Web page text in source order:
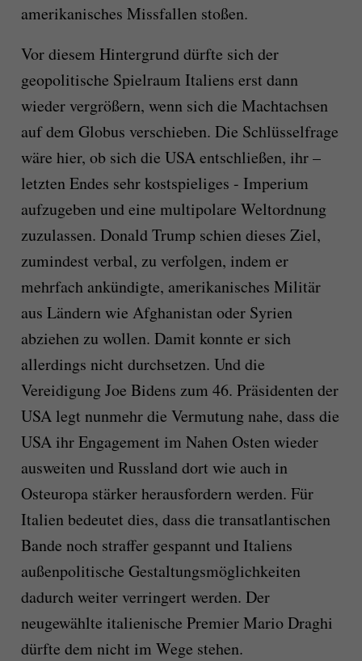
amerikanisches Missfallen stoßen.
Vor diesem Hintergrund dürfte sich der
geopolitische Spielraum Italiens erst dann
wieder vergrößern, wenn sich die Machtachsen
auf dem Globus verschieben. Die Schlüsselfrage
wäre hier, ob sich die USA entschließen, ihr –
letzten Endes sehr kostspieliges - Imperium
aufzugeben und eine multipolare Weltordnung
zuzulassen. Donald Trump schien dieses Ziel,
zumindest verbal, zu verfolgen, indem er
mehrfach ankündigte, amerikanisches Militär
aus Ländern wie Afghanistan oder Syrien
abziehen zu wollen. Damit konnte er sich
allerdings nicht durchsetzen. Und die
Vereidigung Joe Bidens zum 46. Präsidenten der
USA legt nunmehr die Vermutung nahe, dass die
USA ihr Engagement im Nahen Osten wieder
ausweiten und Russland dort wie auch in
Osteuropa stärker herausfordern werden. Für
Italien bedeutet dies, dass die transatlantischen
Bande noch straffer gespannt und Italiens
außenpolitische Gestaltungsmöglichkeiten
dadurch weiter verringert werden. Der
neugewählte italienische Premier Mario Draghi
dürfte dem nicht im Wege stehen.